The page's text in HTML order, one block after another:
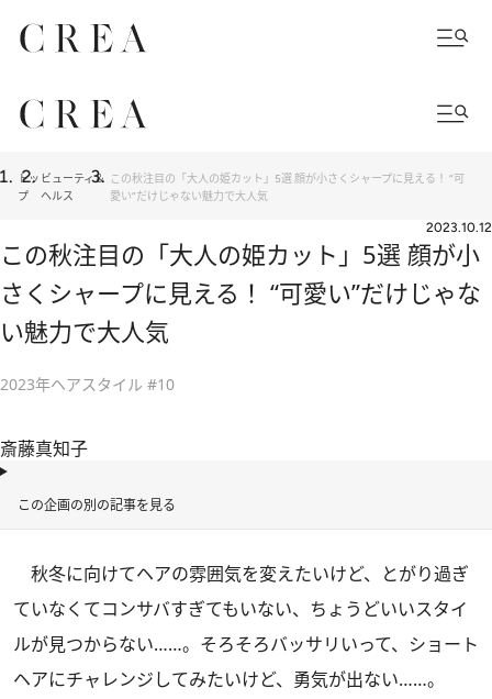
トッ
プ
ビューティ＆
ヘルス
この秋注目の「大人の姫カット」5選 顔が小さくシャープに見える！ “可
愛い”だけじゃない魅力で大人気
2023.10.12
この秋注目の「大人の姫カット」5選 顔が小
さくシャープに見える！ “可愛い”だけじゃな
い魅力で大人気
2023年ヘアスタイル #10
斎藤真知子
この企画の別の記事を見る
秋冬に向けてヘアの雰囲気を変えたいけど、とがり過ぎ
ていなくてコンサバすぎてもいない、ちょうどいいスタイ
ルが見つからない……。そろそろバッサリいって、ショート
ヘアにチャレンジしてみたいけど、勇気が出ない……。